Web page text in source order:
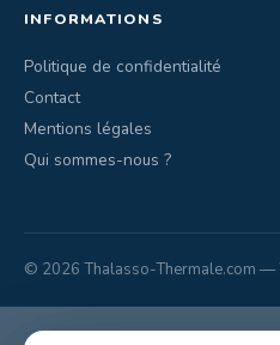
INFORMATIONS
Politique de confidentialité
Contact
Mentions légales
Qui sommes-nous ?
© 2026 Thalasso-Thermale.com —